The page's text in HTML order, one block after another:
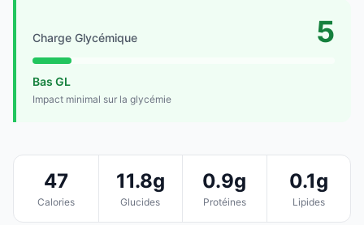
Charge Glycémique 5
Bas GL
Impact minimal sur la glycémie
47
Calories
11.8g
Glucides
0.9g
Protéines
0.1g
Lipides